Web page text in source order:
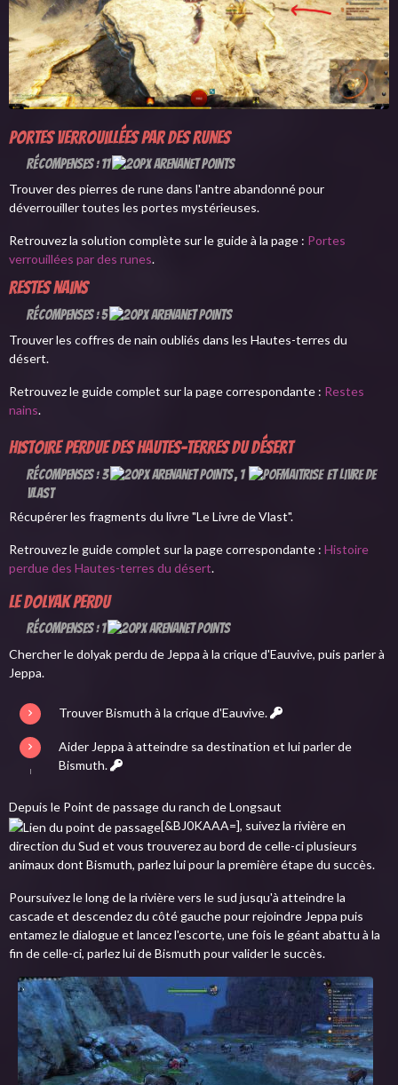
Portes verrouillées par des runes
Récompenses : 11
Trouver des pierres de rune dans l'antre abandonné pour
déverrouiller toutes les portes mystérieuses.
Retrouvez la solution complète sur le guide à la page : Portes
verrouillées par des runes.
Restes nains
Récompenses : 5
Trouver les coffres de nain oubliés dans les Hautes-terres du
désert.
Retrouvez le guide complet sur la page correspondante : Restes
nains.
Histoire perdue des Hautes-terres du désert
Récompenses : 3 , 1
et Livre de
Vlast
Récupérer les fragments du livre "Le Livre de Vlast".
Retrouvez le guide complet sur la page correspondante : Histoire
perdue des Hautes-terres du désert.
Le dolyak perdu
Récompenses : 1
Chercher le dolyak perdu de Jeppa à la crique d'Eauvive, puis parler à
Jeppa.
Trouver Bismuth à la crique d'Eauvive.
Aider Jeppa à atteindre sa destination et lui parler de
Bismuth.
Depuis le Point de passage du ranch de Longsaut
[&BJ0KAAA=], suivez la rivière en
direction du Sud et vous trouverez au bord de celle-ci plusieurs
animaux dont Bismuth, parlez lui pour la première étape du succès.
Poursuivez le long de la rivière vers le sud jusqu'à atteindre la
cascade et descendez du côté gauche pour rejoindre Jeppa puis
entamez le dialogue et lancez l'escorte, une fois le géant abattu à la
fin de celle-ci, parlez lui de Bismuth pour valider le succès.